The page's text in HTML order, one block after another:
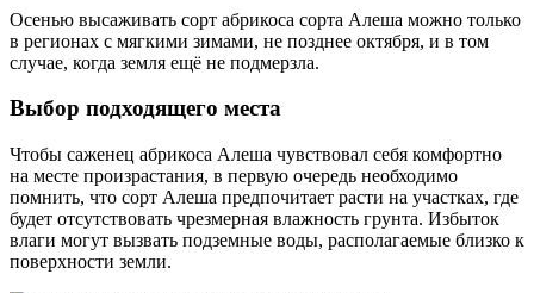
Осенью высаживать сорт абрикоса сорта Алеша можно только
в регионах с мягкими зимами, не позднее октября, и в том
случае, когда земля ещё не подмерзла.
Выбор подходящего места
Чтобы саженец абрикоса Алеша чувствовал себя комфортно
на месте произрастания, в первую очередь необходимо
помнить, что сорт Алеша предпочитает расти на участках, где
будет отсутствовать чрезмерная влажность грунта. Избыток
влаги могут вызвать подземные воды, располагаемые близко к
поверхности земли.